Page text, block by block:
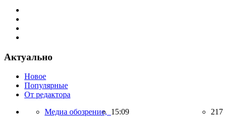
Актуально
Новое
Популярные
От редактора
Медиа обозрение, 15:09 217